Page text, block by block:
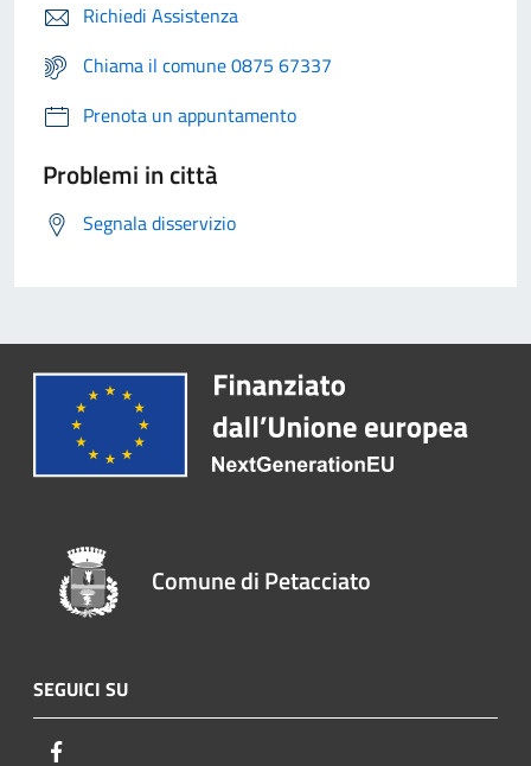
Richiedi Assistenza
Chiama il comune 0875 67337
Prenota un appuntamento
Problemi in città
Segnala disservizio
Comune di Petacciato
SEGUICI SU